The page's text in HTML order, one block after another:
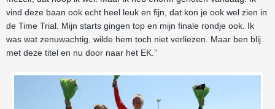
vind deze baan ook echt heel leuk en fijn, dat kon je ook wel zien in
de Time Trial. Mijn starts gingen top en mijn finale rondje ook. Ik
was wat zenuwachtig, wilde hem toch niet verliezen. Maar ben blij
met deze titel en nu door naar het EK.”